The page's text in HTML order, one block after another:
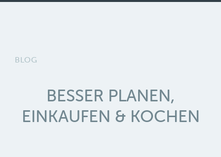
BLOG
BESSER PLANEN,
EINKAUFEN & KOCHEN